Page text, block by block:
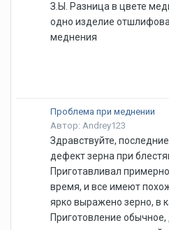
З.Ы. Разница в цвете
одно изделие
меднения
Проблема при меднении
Автор: Andrey123
Здравствуйте,
дефект зерна при
Приготавливал
время, и все имеют
ярко выражено зерно, в
Приготовление